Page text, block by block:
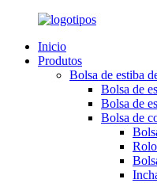
Inicio
Produtos
Bolsa de estiba
Bolsa de
Bolsa de
Bolsa de